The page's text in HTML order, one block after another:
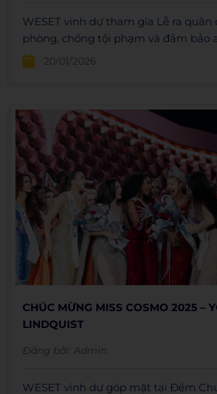
WESET vinh dự tham gia Lễ ra quân
phòng, chống tội phạm và đảm bảo
tự dịp Tết 2026 trong khuôn khổ
Tình nguyện Mùa đông 2025 – Xuân
nhằm tiếp sức cho các chiến sĩ xuất
phần giúp người trẻ vững vàng hội
triển sau khi hoàn thành nghĩa vụ.
20/01/2026
CHÚC MỪNG MISS COSMO 2025 –
LINDQUIST
Đăng bởi: Admin
WESET vinh dự góp mặt tại Đêm